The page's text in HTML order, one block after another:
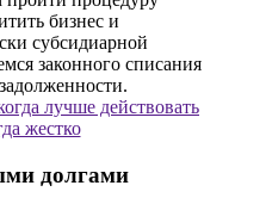
лучше действовать
жестко
долгами